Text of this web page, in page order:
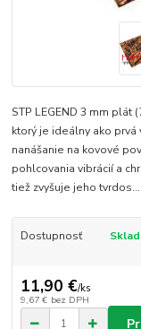
STP LEGEND 3 mm plát
ktorý je ideálny ako prvá
nanášanie na kovové
pohlcovania vibrácií a
tiež zvyšuje jeho tvrdos...
Dostupnosť
11,90 €/ks
9,67 € bez DPH